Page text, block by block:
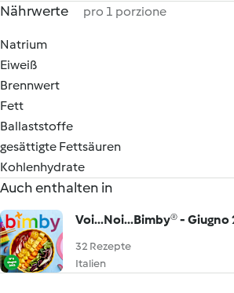
Nährwerte pro 1 porzione
Natrium
Eiweiß
Brennwert
Fett
Ballaststoffe
gesättigte Fettsäuren
Kohlenhydrate
Auch enthalten in
Voi...Noi...Bimby® - Giugno
32 Rezepte
Italien